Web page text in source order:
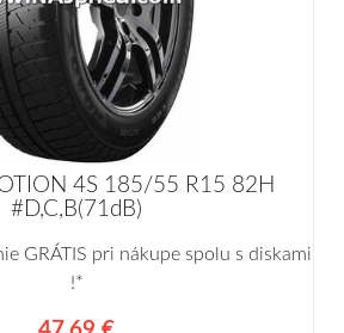
4S 185/55 R15 82H
#D,C,B(71dB)
GRÁTIS pri nákupe spolu s diskami
!*